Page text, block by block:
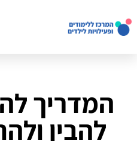
המדריך
להבין